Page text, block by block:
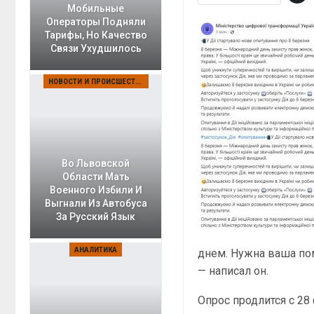
днем. Нужна ваша
— написал он.
Опрос продлится с
Мобильные
Операторы Подняли
Тарифы, Но Качество
Связи Ухудшилось
НОВОСТИ И ПРОИСШЕСТВИЯ
Во Львовской
Области Мать
Военного Избили И
Выгнали Из Автобуса
За Русский Язык
АНАЛИТИКА